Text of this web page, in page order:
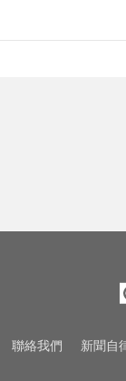
域
莫
頻尿
聯絡我們 新聞自